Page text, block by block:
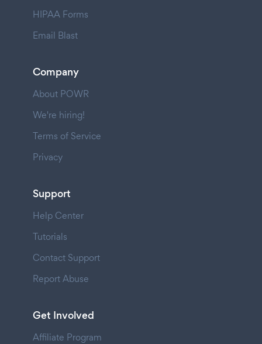
HIPAA Forms
Email Blast
Company
About POWR
We're hiring!
Terms of Service
Privacy
Support
Help Center
Tutorials
Contact Support
Report Abuse
Get Involved
Affiliate Program